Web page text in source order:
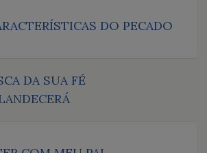
DO PECADO
DA SUA FÉ